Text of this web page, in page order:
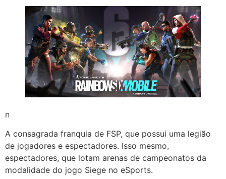
n
A consagrada franquia de FSP, que possui uma legião
de jogadores e espectadores. Isso mesmo,
espectadores, que lotam arenas de campeonatos da
modalidade do jogo Siege no eSports.